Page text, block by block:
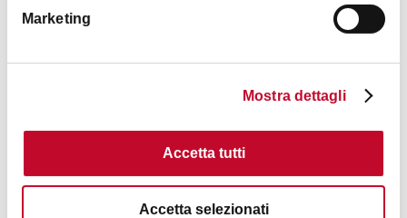
Marketing
Mostra dettagli
Accetta tutti
Accetta selezionati